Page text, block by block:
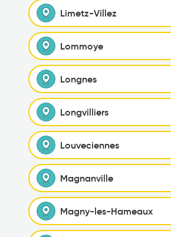
Limetz-Villez
Lommoye
Longnes
Longvilliers
Louveciennes
Magnanville
Magny-les-Hameaux